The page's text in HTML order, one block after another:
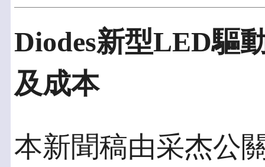
Diodes新型LED驅
及成本
本新聞稿由采杰公